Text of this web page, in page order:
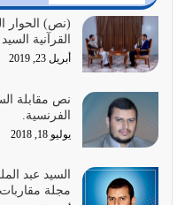
الغاية من الصلاة هو ذكر
{وَأَعِدُّوا لَهُمْ مَا…
أغسطس 2, 2026
السبب الرئيسي لشقاء
لحدود الله بالإضافات للدين
أغسطس 1, 2026
أبرز أسباب الشقاء هو
المتمثل في القرآن الكريم
(نص) الحوار
القرآنية
أبريل 23, 2019
نص مقابلة
الفرنسية.
يوليو 18, 2018
السيد عبد
مجلة